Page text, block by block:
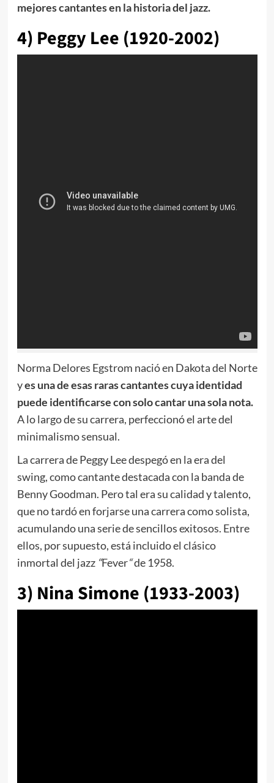
mejores cantantes en la historia del jazz.
4) Peggy Lee (1920-2002)
Norma Delores Egstrom nació en Dakota del Norte
yes una de esas raras cantantes cuya identidad
puede identificarse con solo cantar una sola nota.
A lo largo de su carrera, perfeccionó el arte del
minimalismo sensual.
La carrera de Peggy Lee despegó en la era del
swing, como cantante destacada con la banda de
Benny Goodman. Pero tal era su calidad y talento,
que no tardó en forjarse una carrera como solista,
acumulando una serie de sencillos exitosos. Entre
ellos, por supuesto, está incluido el clásico
inmortal del jazz “Fever“de 1958.
3) Nina Simone (1933-2003)